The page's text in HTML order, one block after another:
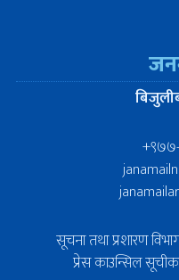
सूचना तथा प्रशारण
प्रेस काउन्सिल